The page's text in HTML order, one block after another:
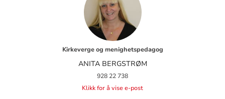
Kirkeverge og menighetspedagog
ANITA BERGSTRØM
928 22 738
Klikk for å vise e-post